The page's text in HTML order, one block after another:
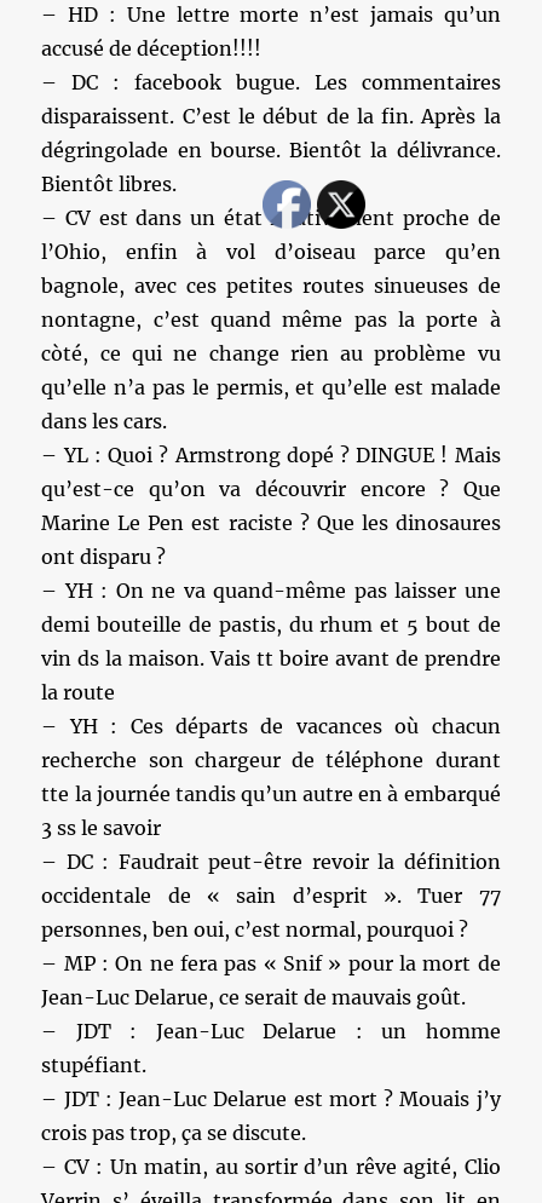
– HD : Une lettre morte n’est jamais qu’un
accusé de déception!!!!
– DC : facebook bugue. Les commentaires
disparaissent. C’est le début de la fin. Après la
dégringolade en bourse. Bientôt la délivrance.
Bientôt libres.
– CV est dans un état relativement proche de
l’Ohio, enfin à vol d’oiseau parce qu’en
bagnole, avec ces petites routes sinueuses de
nontagne, c’est quand même pas la porte à
còté, ce qui ne change rien au problème vu
qu’elle n’a pas le permis, et qu’elle est malade
dans les cars.
– YL : Quoi ? Armstrong dopé ? DINGUE ! Mais
qu’est-ce qu’on va découvrir encore ? Que
Marine Le Pen est raciste ? Que les dinosaures
ont disparu ?
– YH : On ne va quand-même pas laisser une
demi bouteille de pastis, du rhum et 5 bout de
vin ds la maison. Vais tt boire avant de prendre
la route
– YH : Ces départs de vacances où chacun
recherche son chargeur de téléphone durant
tte la journée tandis qu’un autre en à embarqué
3 ss le savoir
– DC : Faudrait peut-être revoir la définition
occidentale de « sain d’esprit ». Tuer 77
personnes, ben oui, c’est normal, pourquoi ?
– MP : On ne fera pas « Snif » pour la mort de
Jean-Luc Delarue, ce serait de mauvais goût.
– JDT : Jean-Luc Delarue : un homme
stupéfiant.
– JDT : Jean-Luc Delarue est mort ? Mouais j’y
crois pas trop, ça se discute.
– CV : Un matin, au sortir d’un rêve agité, Clio